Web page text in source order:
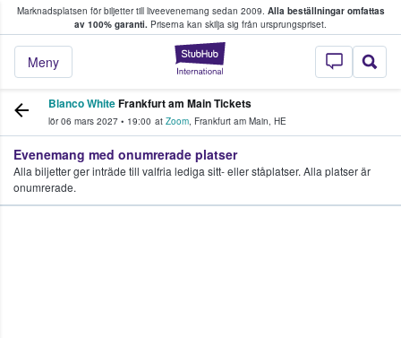
Marknadsplatsen för biljetter till liveevenemang sedan 2009. Alla beställningar omfattas
av 100% garanti. Priserna kan skilja sig från ursprungspriset.
StubHub – där
Meny
köper och säljer biljetter.
Blanco WhiteFrankfurt am Main Tickets
lör 06 mars 2027 • 19:00 at Zoom, Frankfurt am Main, HE
Evenemang med onumrerade platser
Alla biljetter ger inträde till valfria lediga sitt- eller ståplatser. Alla platser är
onumrerade.